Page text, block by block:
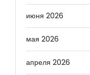
июня 2026
мая 2026
апреля 2026